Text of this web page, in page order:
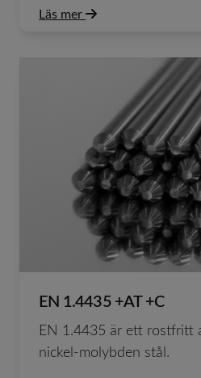
Läs mer
EN 1.4435 +AT +C
EN 1.4435 är ett rostfritt
nickel-molybden stål.